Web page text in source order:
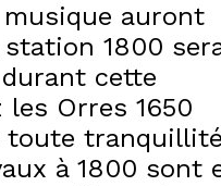
auront
1800
cette
les Orres 1650
toute
à 1800 sont